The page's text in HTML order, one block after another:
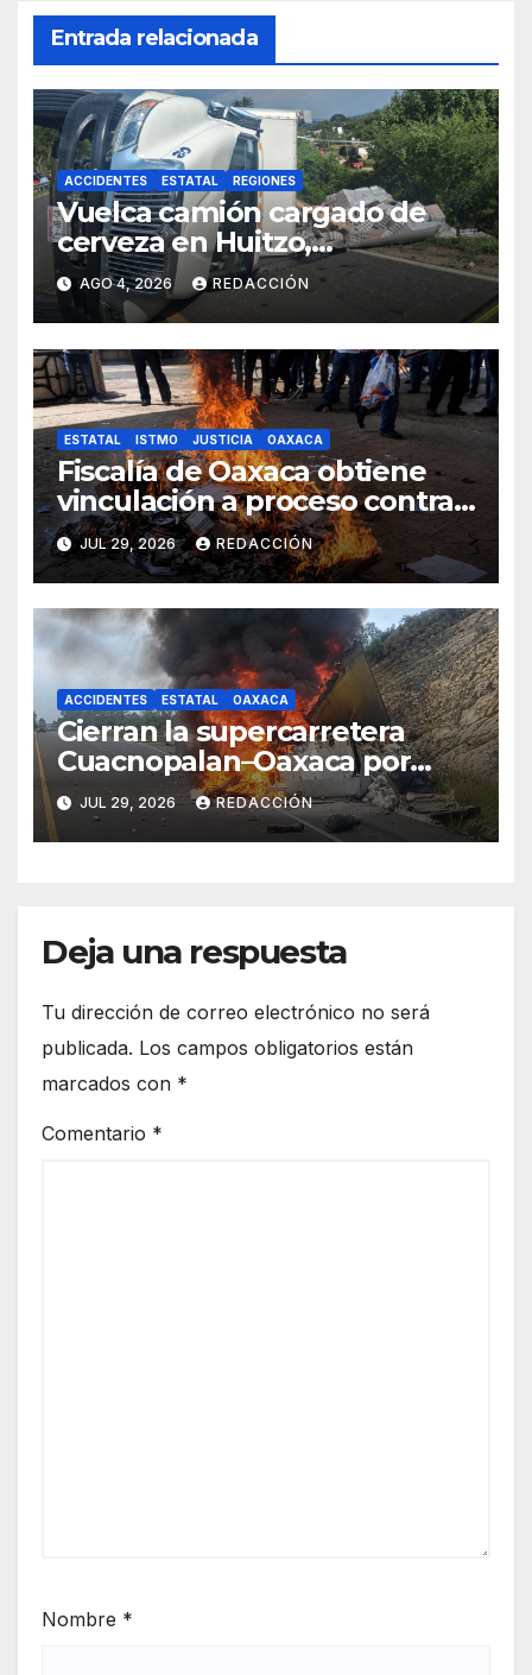
Entrada relacionada
ACCIDENTES ESTATAL REGIONES
Vuelca camión cargado de
cerveza en Huitzo,
autoridades vigilan el suceso
AGO 4, 2026 REDACCIÓN
ESTATAL ISTMO JUSTICIA OAXACA
Fiscalía de Oaxaca obtiene
vinculación a proceso contra
cuatro personas por delito en
materia electoral
JUL 29, 2026 REDACCIÓN
ACCIDENTES ESTATAL OAXACA
Cierran la supercarretera
Cuacnopalan–Oaxaca por
choque e incendio
JUL 29, 2026 REDACCIÓN
Deja una respuesta
Tu dirección de correo electrónico no será
publicada. Los campos obligatorios están
marcados con *
Comentario *
Nombre *